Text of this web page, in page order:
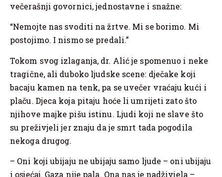
večerašnji govornici, jednostavne i snažne:
“Nemojte nas svoditi na žrtve. Mi se borimo. Mi
postojimo. I nismo se predali.”
Tokom svog izlaganja, dr. Alić je spomenuo i neke
tragične, ali duboko ljudske scene: dječake koji
bacaju kamen na tenk, pa se uvečer vraćaju kući i
plaču. Djeca koja pitaju hoće li umrijeti zato što
njihove majke pišu istinu. Ljudi koji ne slave što
su preživjeli jer znaju da je smrt tada pogodila
nekoga drugog.
– Oni koji ubijaju ne ubijaju samo ljude – oni ubijaju
i osjećaj. Gaza nije pala. Ona nas je nadživjela –